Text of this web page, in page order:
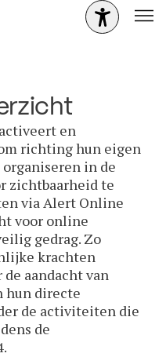
en
richting hun eigen
in de
zichtbaarheid te
via Alert Online
voor online
gedrag. Zo
krachten
aandacht van
hun directe
de activiteiten die
de